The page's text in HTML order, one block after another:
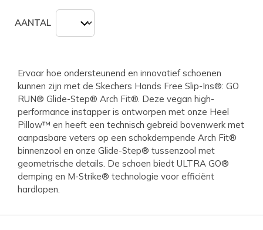
AANTAL
Ervaar hoe ondersteunend en innovatief schoenen
kunnen zijn met de Skechers Hands Free Slip-Ins®: GO
RUN® Glide-Step® Arch Fit®. Deze vegan high-
performance instapper is ontworpen met onze Heel
Pillow™ en heeft een technisch gebreid bovenwerk met
aanpasbare veters op een schokdempende Arch Fit®
binnenzool en onze Glide-Step® tussenzool met
geometrische details. De schoen biedt ULTRA GO®
demping en M-Strike® technologie voor efficiënt
hardlopen.